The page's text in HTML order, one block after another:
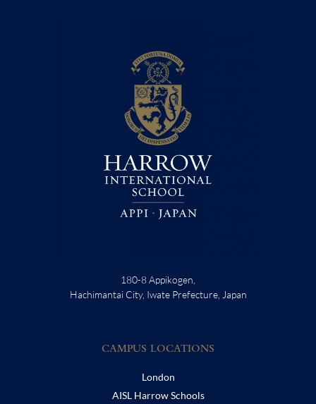
180-8 Appikogen,
Hachimantai City, Iwate Prefecture, Japan
CAMPUS LOCATIONS
London
AISL Harrow Schools